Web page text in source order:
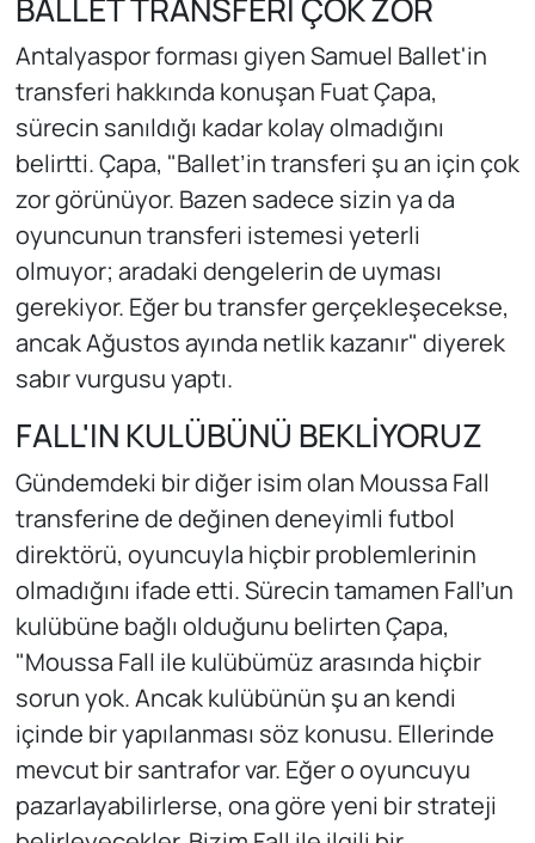
BALLET TRANSFERİ ÇOK ZOR
Antalyaspor forması giyen Samuel Ballet'in
transferi hakkında konuşan Fuat Çapa,
sürecin sanıldığı kadar kolay olmadığını
belirtti. Çapa, "Ballet’in transferi şu an için çok
zor görünüyor. Bazen sadece sizin ya da
oyuncunun transferi istemesi yeterli
olmuyor; aradaki dengelerin de uyması
gerekiyor. Eğer bu transfer gerçekleşecekse,
ancak Ağustos ayında netlik kazanır" diyerek
sabır vurgusu yaptı.
FALL'IN KULÜBÜNÜ BEKLİYORUZ
Gündemdeki bir diğer isim olan Moussa Fall
transferine de değinen deneyimli futbol
direktörü, oyuncuyla hiçbir problemlerinin
olmadığını ifade etti. Sürecin tamamen Fall’un
kulübüne bağlı olduğunu belirten Çapa,
"Moussa Fall ile kulübümüz arasında hiçbir
sorun yok. Ancak kulübünün şu an kendi
içinde bir yapılanması söz konusu. Ellerinde
mevcut bir santrafor var. Eğer o oyuncuyu
pazarlayabilirlerse, ona göre yeni bir strateji